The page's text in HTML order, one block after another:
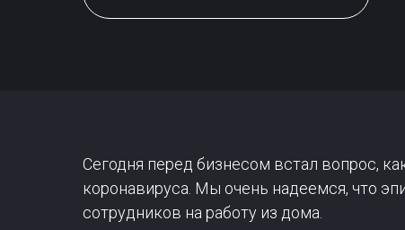
Сегодня перед бизнесом встал вопрос,
коронавируса. Мы очень надеемся, что
сотрудников на работу из дома.